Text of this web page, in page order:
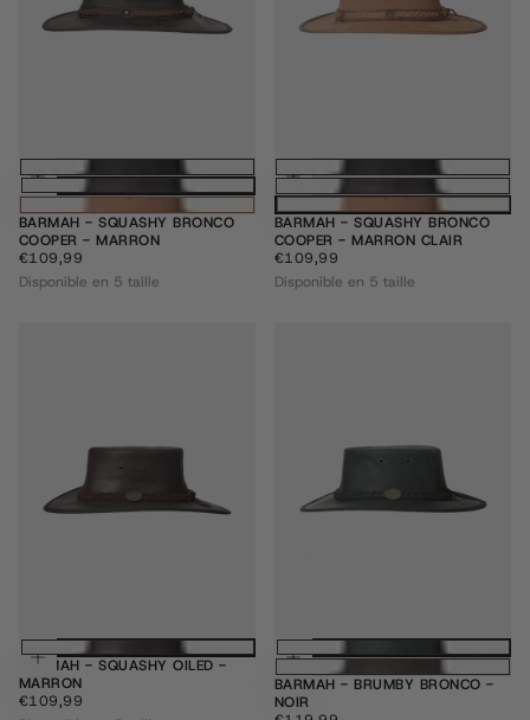
Choisissez des options
BARMAH - SQUASHY BRONCO
COOPER - MARRON
€109,99
PRIX
RÉGULIER
€109,99
Disponible en 5 taille
Choisissez
BARMAH - SQUASHY BRONCO
COOPER - MARRON CLAIR
€109,99
PRIX
RÉGULIER
€109,99
Disponible en 5 taille
Choisissez des options
BARMAH - SQUASHY OILED -
MARRON
€109,99
PRIX
€109,99
Choisissez
BARMAH - BRUMBY BRONCO -
NOIR